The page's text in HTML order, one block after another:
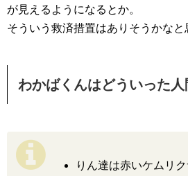
が見えるようになるとか。
そういう救済措置はありそうかなと
わかばくんはどういった人
りん達は赤いケムリ